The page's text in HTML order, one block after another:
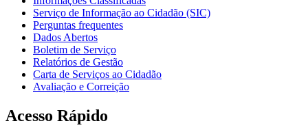
Serviço de Informação ao Cidadão (SIC)
Perguntas frequentes
Dados Abertos
Boletim de Serviço
Relatórios de Gestão
Carta de Serviços ao Cidadão
Avaliação e Correição
Acesso Rápido